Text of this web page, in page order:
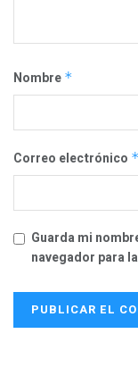
Nombre *
Correo electrónico *
Guarda mi
navegador para